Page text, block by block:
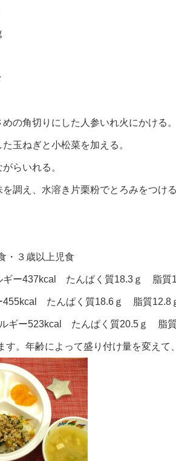
の角切りにした人参いれ火にかける。
玉ねぎと小松菜を加える。
らいれる。
調え、水溶き片栗粉でとろみをつける
・３歳以上児食
ギー437kcal たんぱく質18.3ｇ 脂質
455kcal たんぱく質18.6ｇ 脂質12.8
ルギー523kcal たんぱく質20.5ｇ 脂
す。年齢によって盛り付け量を変えて